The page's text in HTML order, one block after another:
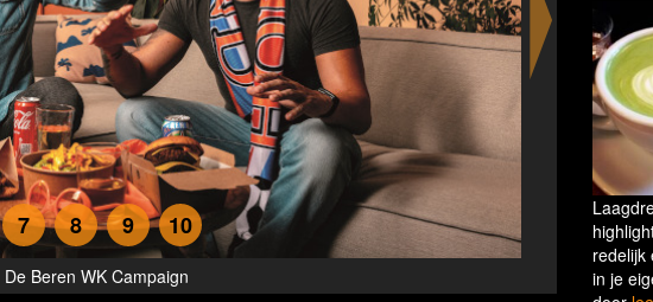
Campaign
7 8 9 10
redelijk
in je